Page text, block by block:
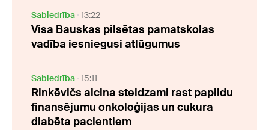
Sabiedrība 13:22
Visa Bauskas pilsētas pamatskolas
vadība iesniegusi atlūgumus
Sabiedrība 15:11
Rinkēvičs aicina steidzami rast papildu
finansējumu onkoloģijas un cukura
diabēta pacientiem